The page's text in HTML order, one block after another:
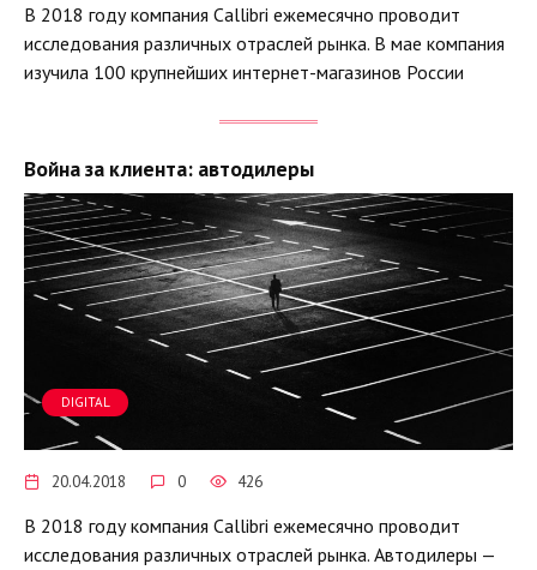
В 2018 году компания Callibri ежемесячно проводит
исследования различных отраслей рынка. В мае компания
изучила 100 крупнейших интернет-магазинов России
Война за клиента: автодилеры
DIGITAL
20.04.2018 0 426
В 2018 году компания Callibri ежемесячно проводит
исследования различных отраслей рынка. Автодилеры —